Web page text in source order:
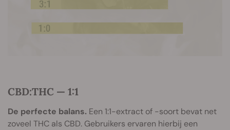
CBD:THC — 1:1
De perfecte balans. Een 1:1-extract of -soort bevat net
zoveel THC als CBD. Gebruikers ervaren hierbij een